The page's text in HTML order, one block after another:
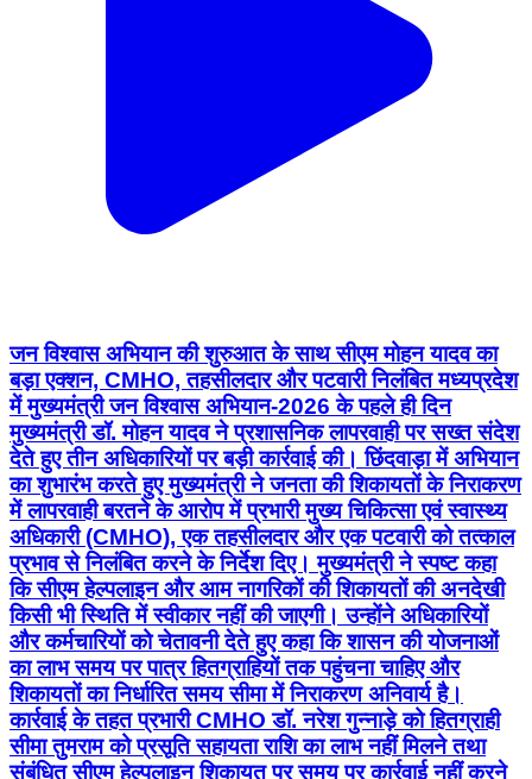
जन विश्वास अभियान की शुरुआत के साथ सीएम मोहन यादव का
बड़ा एक्शन, CMHO, तहसीलदार और पटवारी निलंबित मध्यप्रदेश
में मुख्यमंत्री जन विश्वास अभियान-2026 के पहले ही दिन
मुख्यमंत्री डॉ. मोहन यादव ने प्रशासनिक लापरवाही पर सख्त संदेश
देते हुए तीन अधिकारियों पर बड़ी कार्रवाई की। छिंदवाड़ा में अभियान
का शुभारंभ करते हुए मुख्यमंत्री ने जनता की शिकायतों के निराकरण
में लापरवाही बरतने के आरोप में प्रभारी मुख्य चिकित्सा एवं स्वास्थ्य
अधिकारी (CMHO), एक तहसीलदार और एक पटवारी को तत्काल
प्रभाव से निलंबित करने के निर्देश दिए। मुख्यमंत्री ने स्पष्ट कहा
कि सीएम हेल्पलाइन और आम नागरिकों की शिकायतों की अनदेखी
किसी भी स्थिति में स्वीकार नहीं की जाएगी। उन्होंने अधिकारियों
और कर्मचारियों को चेतावनी देते हुए कहा कि शासन की योजनाओं
का लाभ समय पर पात्र हितग्राहियों तक पहुंचना चाहिए और
शिकायतों का निर्धारित समय सीमा में निराकरण अनिवार्य है।
कार्रवाई के तहत प्रभारी CMHO डॉ. नरेश गुन्नाड़े को हितग्राही
सीमा तुमराम को प्रसूति सहायता राशि का लाभ नहीं मिलने तथा
संबंधित सीएम हेल्पलाइन शिकायत पर समय पर कार्रवाई नहीं करने